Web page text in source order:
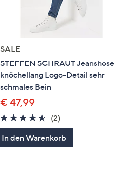
SALE
STEFFEN SCHRAUT Jeanshose
knöchellang Logo-Detail sehr
schmales Bein
€ 47,99
4.5
von
5
(2)2
Bewertungen
In den Warenkorb